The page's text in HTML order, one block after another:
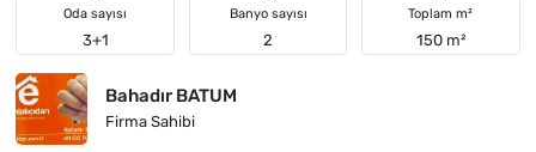
Oda sayısı
3+1
Banyo sayısı
2
Toplam m²
150 m²
Bahadır BATUM
Firma Sahibi